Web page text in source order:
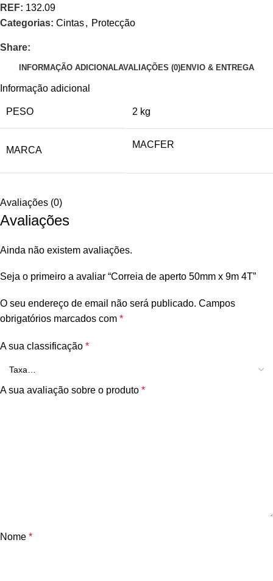
REF: 132.09
Categorias: Cintas, Protecção
Share:
INFORMAÇÃO ADICIONALAVALIAÇÕES (0)ENVIO & ENTREGA
Informação adicional
PESO 2 kg
MARCA
MACFER
Avaliações (0)
Avaliações
Ainda não existem avaliações.
Seja o primeiro a avaliar “Correia de aperto 50mm x 9m 4T”
O seu endereço de email não será publicado. Campos
obrigatórios marcados com *
A sua classificação *
A sua avaliação sobre o produto *
Nome *